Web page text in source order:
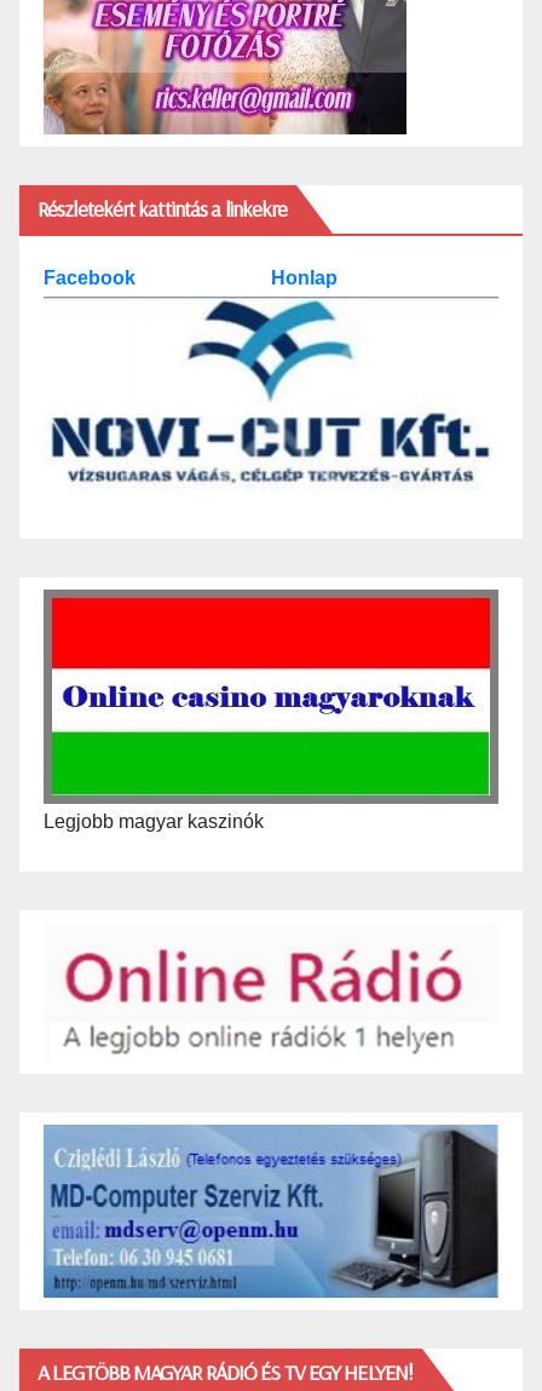
Részletekért kattintás a linkekre
Facebook Honlap
Legjobb magyar kaszinók
A LEGTÖBB MAGYAR RÁDIÓ ÉS TV EGY HELYEN!